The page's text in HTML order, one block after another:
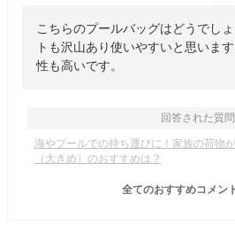
こちらのプールバッグはどうでし
トも沢山あり使いやすいと思いま
性も高いです。
回答された質問
海やプールでの持ち運びに！家族の荷物
（大きめ）のおすすめは？
全てのおすすめコメン